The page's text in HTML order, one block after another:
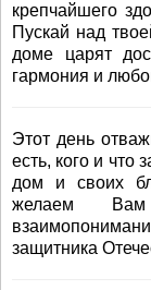
крепчайшего
Пускай над
доме царят
гармония и
Этот день
есть, кого и что
дом и своих
желаем Вам
защитника